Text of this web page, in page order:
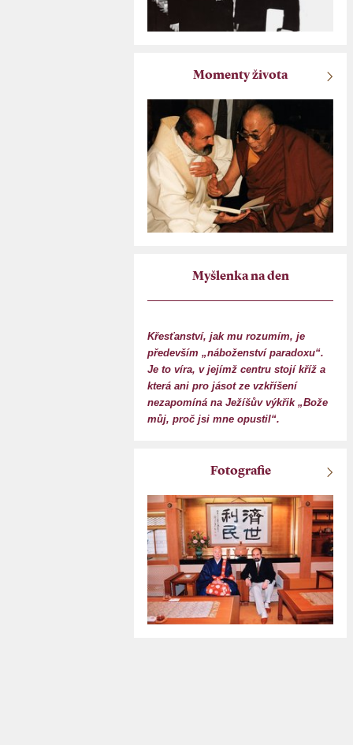
Momenty života
Myšlenka na den
Křesťanství, jak mu rozumím, je
především „náboženství paradoxu“.
Je to víra, v jejímž centru stojí kříž a
která ani pro jásot ze vzkříšení
nezapomíná na Ježíšův výkřik „Bože
můj, proč jsi mne opustil“.
Fotografie